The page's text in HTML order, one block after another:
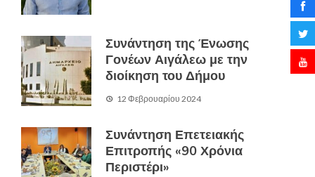
Συνάντηση της Ένωσης
Γονέων Αιγάλεω με την
διοίκηση του Δήμου
12 Φεβρουαρίου 2024
Συνάντηση Επετειακής
Επιτροπής «90 Χρόνια
Περιστέρι»